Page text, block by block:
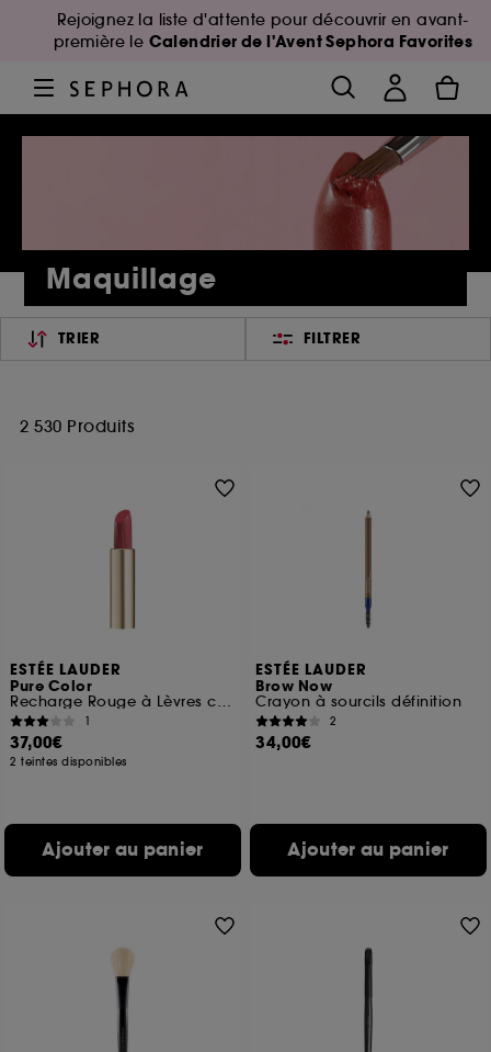
Rejoignez la liste d'attente pour découvrir en avant-
première le Calendrier de l'Avent Sephora Favorites
Maquillage
TRIER FILTRER
2 530 Produits
ESTÉE LAUDER
Pure Color
Recharge Rouge à Lèvres crème
1
37,00€
2 teintes disponibles
Ajouter au panier
ESTÉE LAUDER
Brow Now
Crayon à sourcils définition
2
34,00€
Ajouter au panier